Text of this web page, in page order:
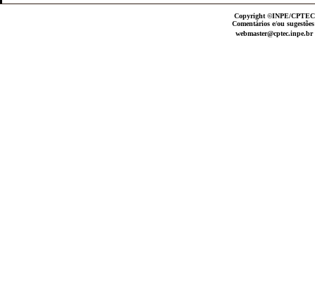
Copyright ©INPE/CPTEC
Comentários e/ou
webmaster@cptec.inpe.br